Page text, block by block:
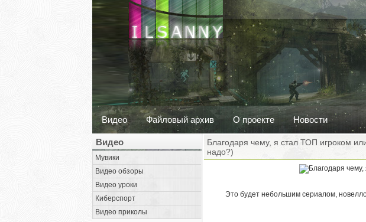
Видео Файловый архив О проекте Новости
Видео
Мувики
Видео обзоры
Видео уроки
Киберспорт
Видео приколы
Благодаря чему, я стал ТОП игроком
надо?)
Это будет небольшим сериалом,